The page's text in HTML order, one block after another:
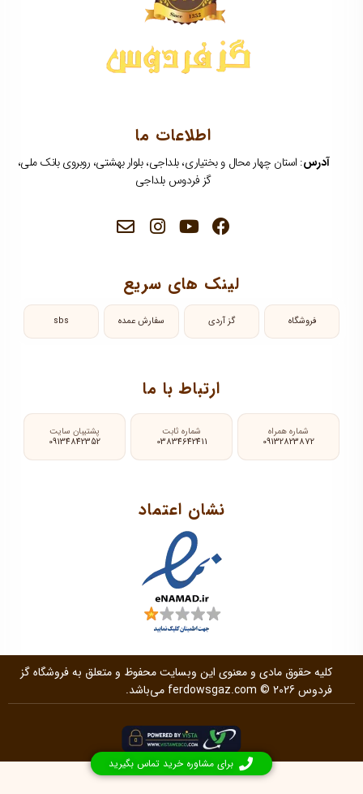
برای مشاوره خرید تماس بگیرید
اطلاعات ما
آدرس: استان چهار محال و بختیاری، بلداجی، بلوار بهشتی، روبروی بانک ملی،
گز فردوس بلداجی
لینک های سریع
فروشگاه گز آردی سفارش عمده sbs
ارتباط با ما
شماره همراه
09132823872
شماره ثابت
03834642411
پشتیبان سایت
09134842352
نشان اعتماد
کلیه حقوق مادی و معنوی این وبسایت محفوظ و متعلق به فروشگاه گز
فردوس
ferdowsgaz.com © 2026 می‌باشد.